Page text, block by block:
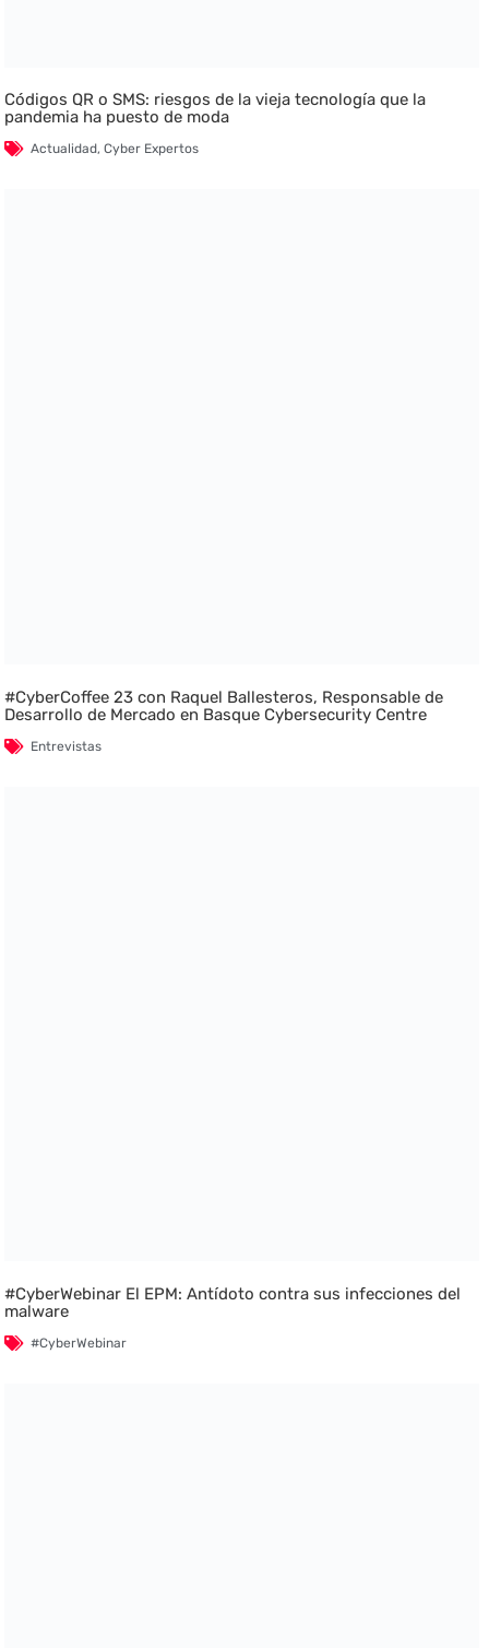
Códigos QR o SMS: riesgos de la vieja tecnología que la
pandemia ha puesto de moda
Actualidad,Cyber Expertos
#CyberCoffee 23 con Raquel Ballesteros, Responsable de
Desarrollo de Mercado en Basque Cybersecurity Centre
Entrevistas
#CyberWebinar El EPM: Antídoto contra sus infecciones del
malware
#CyberWebinar